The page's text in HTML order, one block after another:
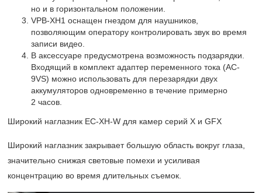
но и в горизонтальном положении.
VPB-XH1 оснащен гнездом для наушников,
позволяющим оператору контролировать звук во время
записи видео.
В аксессуаре предусмотрена возможность подзарядки.
Входящий в комплект адаптер переменного тока (AC-
9VS) можно использовать для перезарядки двух
аккумуляторов одновременно в течение примерно
2 часов.
Широкий наглазник EC-XH-W для камер серий X и GFX
Широкий наглазник закрывает большую область вокруг глаза,
значительно снижая световые помехи и усиливая
концентрацию во время длительных съемок.